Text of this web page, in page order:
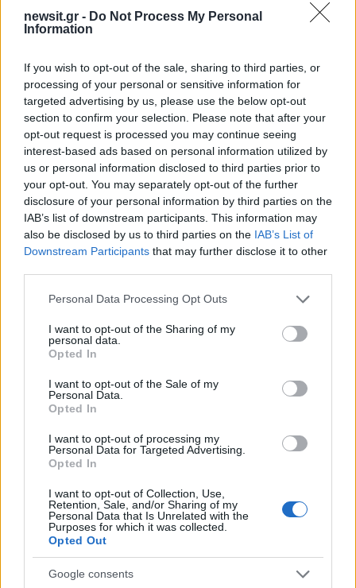
newsit.gr - Do Not Process My Personal
Information
If you wish to opt-out of the sale, sharing to third parties, or
processing of your personal or sensitive information for
targeted advertising by us, please use the below opt-out
section to confirm your selection. Please note that after your
opt-out request is processed you may continue seeing
interest-based ads based on personal information utilized by
us or personal information disclosed to third parties prior to
your opt-out. You may separately opt-out of the further
disclosure of your personal information by third parties on the
IAB’s list of downstream participants. This information may
also be disclosed by us to third parties on the IAB’s List of
Downstream Participants that may further disclose it to other
Please note that this website/app uses one or more Google
not limited to your visit or usage behaviour. You may click to
grant or deny consent to Google and its third-party tags to
use your data for below specified purposes in below Google
consent section.
Personal Data Processing Opt Outs
I want to opt-out of the Sharing of my
personal data.
Opted In
I want to opt-out of the Sale of my
Personal Data.
Opted In
I want to opt-out of processing my
Personal Data for Targeted Advertising.
Opted In
I want to opt-out of Collection, Use,
Retention, Sale, and/or Sharing of my
Personal Data that Is Unrelated with the
Purposes for which it was collected.
Opted Out
Google consents
Σχόλια
Αν τα χάσατε
Οι πρώτες δηλώσεις του
ιδιοκτήτη της πισίνας στην
Πάρο στην οποία πνίγηκε ο
4χρονος - «Είχαμε
προσπαθήσει να διώξουμε
την οικογένεια»
Παράταση για να
«πάρκαραν» το
στο Σαρακήνικο